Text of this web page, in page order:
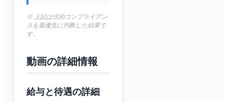
※ 上記は法的コンプライアン
スを最優先に判断した結果で
す。
動画の詳細情報
給与と待遇の詳細